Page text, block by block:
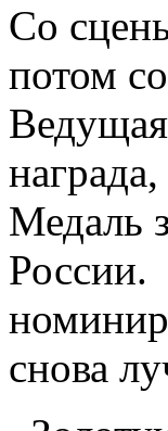
Со
потом
Медаль
снова